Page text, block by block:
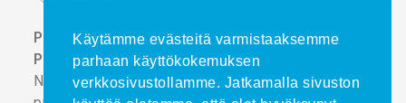
Projektikoordinaattori
Projektkoordinator
Noora Turtinen
Käytämme evästeitä varmistaaksemme
parhaan käyttökokemuksen
verkkosivustollamme. Jatkamalla sivuston